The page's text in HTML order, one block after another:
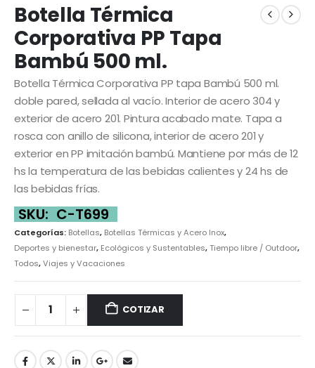
Botella Térmica
Corporativa PP Tapa
Bambú 500 ml.
Botella Térmica Corporativa PP tapa Bambú 500 ml.
doble pared, sellada al vacío. Interior de acero 304 y
exterior de acero 201. Pintura acabado mate. Tapa a
rosca con anillo de silicona, interior de acero 201 y
exterior en PP imitación bambú. Mantiene por más de 12
hs la temperatura de las bebidas calientes y 24 hs de
las bebidas frías.
SKU: C-T699
Categorías: Botellas, Botellas Térmicas y Acero Inox,
Deportes y bienestar, Ecológicos y Sustentables,Tiempo libre / Outdoor,
Todos,Viajes y Vacaciones
COTIZAR